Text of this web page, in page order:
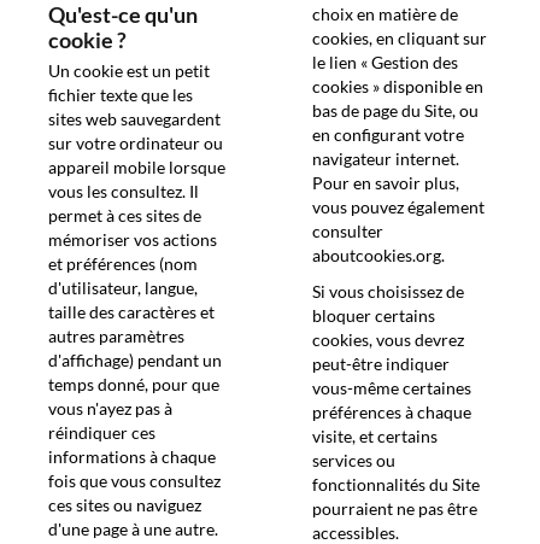
Qu'est-ce qu'un
cookie ?
Un cookie est un petit
fichier texte que les
sites web sauvegardent
sur votre ordinateur ou
appareil mobile lorsque
vous les consultez. Il
permet à ces sites de
mémoriser vos actions
et préférences (nom
d'utilisateur, langue,
taille des caractères et
autres paramètres
d'affichage) pendant un
temps donné, pour que
vous n'ayez pas à
réindiquer ces
informations à chaque
fois que vous consultez
ces sites ou naviguez
d'une page à une autre.
choix en matière de
cookies, en cliquant sur
le lien « Gestion des
cookies » disponible en
bas de page du Site, ou
en configurant votre
navigateur internet.
Pour en savoir plus,
vous pouvez également
consulter
aboutcookies.org.
Si vous choisissez de
bloquer certains
cookies, vous devrez
peut-être indiquer
vous-même certaines
préférences à chaque
visite, et certains
services ou
fonctionnalités du Site
pourraient ne pas être
accessibles.